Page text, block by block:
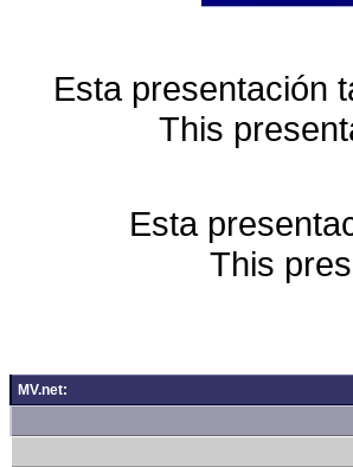
Esta presentación
This
Esta
This
MV.net: